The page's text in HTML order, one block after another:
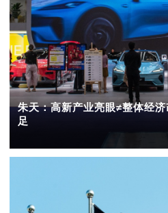
朱天：高新产业亮眼≠整体经
足